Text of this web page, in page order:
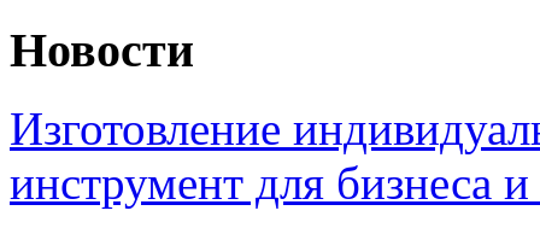
Новости
Изготовление
инструмент для бизнеса и